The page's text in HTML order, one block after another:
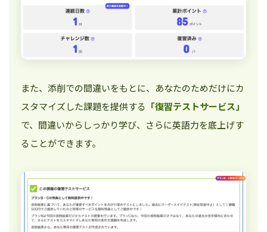
また、添削での間違いをもとに、あなたのためだけにカ
スタマイズした課題を提供する 「復習テストサービス」
で、間違いからしっかり学び、さらに英語力を底上げす
ることができます。